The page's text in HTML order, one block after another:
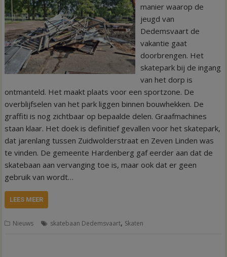
manier waarop de
jeugd van
Dedemsvaart de
vakantie gaat
doorbrengen. Het
skatepark bij de ingang
van het dorp is
ontmanteld. Het maakt plaats voor een sportzone. De
overblijfselen van het park liggen binnen bouwhekken. De
graffiti is nog zichtbaar op bepaalde delen. Graafmachines
staan klaar. Het doek is definitief gevallen voor het skatepark,
dat jarenlang tussen Zuidwolderstraat en Zeven Linden was
te vinden. De gemeente Hardenberg gaf eerder aan dat de
skatebaan aan vervanging toe is, maar ook dat er geen
gebruik van wordt…
LEES MEER
Nieuws skatebaan Dedemsvaart, Skaten